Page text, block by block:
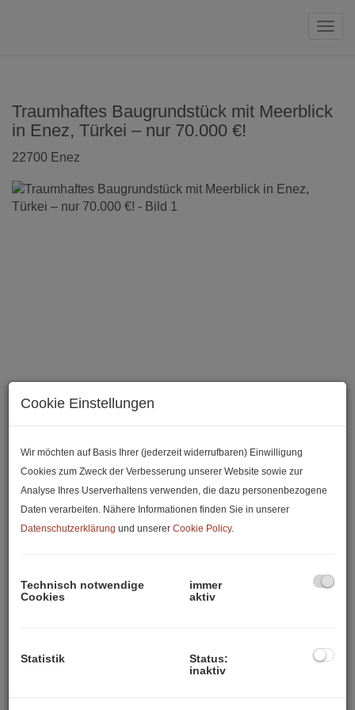
Traumhaftes Baugrundstück mit Meerblick
in Enez, Türkei – nur 70.000 €!
22700 Enez
Mit einem großzügigen Grundstück von 590 m² bietet sich
Ihnen hier die perfekte Gelegenheit, Ihr Traumhaus zu
Cookie Einstellungen
Wir möchten auf Basis Ihrer (jederzeit widerrufbaren) Einwilligung
Cookies zum Zweck der Verbesserung unserer Website sowie zur
Analyse Ihres Userverhaltens verwenden, die dazu personenbezogene
Daten verarbeiten. Nähere Informationen finden Sie in unserer
Datenschutzerklärung und unserer Cookie Policy.
Technisch notwendige
Cookies
immer
aktiv
Statistik
Status:
inaktiv